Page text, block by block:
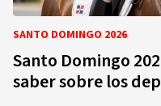
SANTO DOMINGO 2026
Santo Domingo
saber sobre los